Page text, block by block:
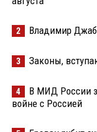
2 Владимир
3 Законы,
4
В МИД России
войне с Россией